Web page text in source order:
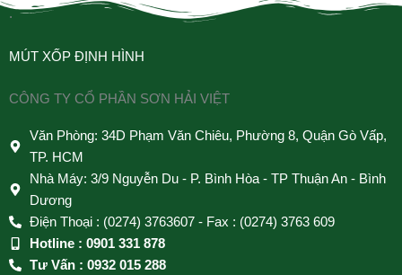
.
MÚT XỐP ĐỊNH HÌNH
CÔNG TY CỔ PHẦN SƠN HẢI VIỆT
Văn Phòng: 34D Phạm Văn Chiêu, Phường 8, Quận Gò Vấp,
TP. HCM
Nhà Máy: 3/9 Nguyễn Du - P. Bình Hòa - TP Thuận An - Bình
Dương
Điện Thoại : (0274) 3763607 - Fax : (0274) 3763 609
Hotline : 0901 331 878
Tư Vấn : 0932 015 288